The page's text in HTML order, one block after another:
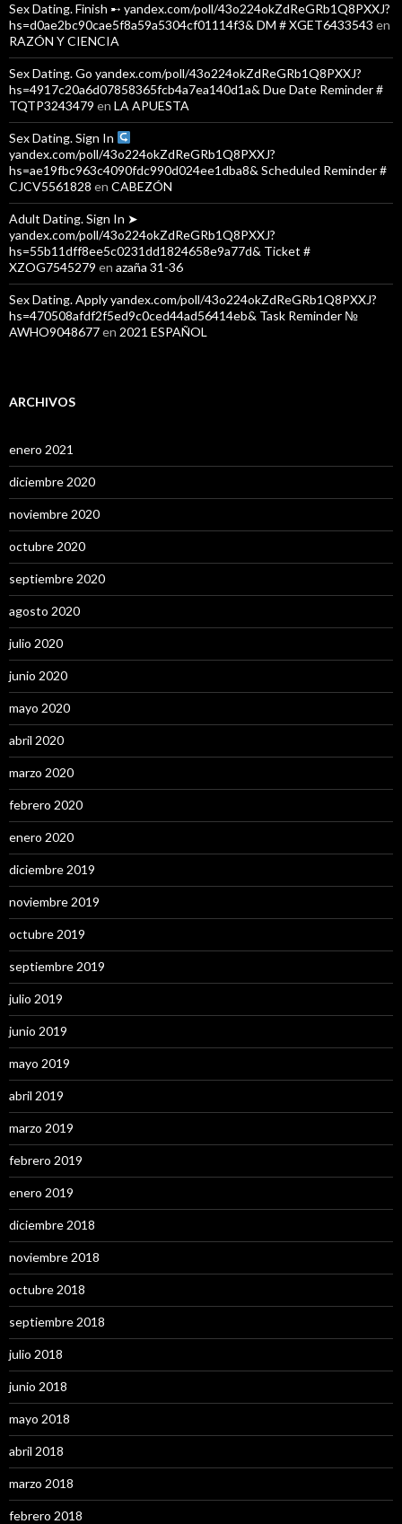
Sex Dating. Finish ➸ yandex.com/poll/43o224okZdReGRb1Q8PXXJ?
hs=d0ae2bc90cae5f8a59a5304cf01114f3& DM # XGET6433543 en
RAZÓN Y CIENCIA
Sex Dating. Go yandex.com/poll/43o224okZdReGRb1Q8PXXJ?
hs=4917c20a6d07858365fcb4a7ea140d1a& Due Date Reminder #
TQTP3243479 en LA APUESTA
Sex Dating. Sign In
yandex.com/poll/43o224okZdReGRb1Q8PXXJ?
hs=ae19fbc963c4090fdc990d024ee1dba8& Scheduled Reminder #
CJCV5561828 en CABEZÓN
Adult Dating. Sign In ➤
yandex.com/poll/43o224okZdReGRb1Q8PXXJ?
hs=55b11dff8ee5c0231dd1824658e9a77d& Ticket #
XZOG7545279 en azaña 31-36
Sex Dating. Apply yandex.com/poll/43o224okZdReGRb1Q8PXXJ?
hs=470508afdf2f5ed9c0ced44ad56414eb& Task Reminder №
AWHO9048677en 2021 ESPAÑOL
ARCHIVOS
enero 2021
diciembre 2020
noviembre 2020
octubre 2020
septiembre 2020
agosto 2020
julio 2020
junio 2020
mayo 2020
abril 2020
marzo 2020
febrero 2020
enero 2020
diciembre 2019
noviembre 2019
octubre 2019
septiembre 2019
julio 2019
junio 2019
mayo 2019
abril 2019
marzo 2019
febrero 2019
enero 2019
diciembre 2018
noviembre 2018
octubre 2018
septiembre 2018
julio 2018
junio 2018
mayo 2018
abril 2018
marzo 2018
febrero 2018